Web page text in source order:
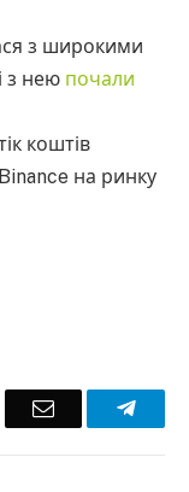
з широкими
з нею почали
коштів
Binance на ринку
Email